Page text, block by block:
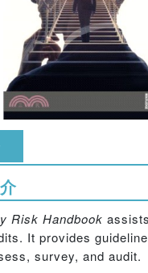
Risk Handbook
It provides
survey, and audit.